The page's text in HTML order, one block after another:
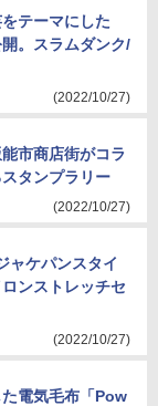
テーマにした
。スラムダンク/
(2022/10/27)
市商店街がコラ
タンプラリー
(2022/10/27)
ャケパンスタイ
ンストレッチセ
(2022/10/27)
電気毛布「Pow